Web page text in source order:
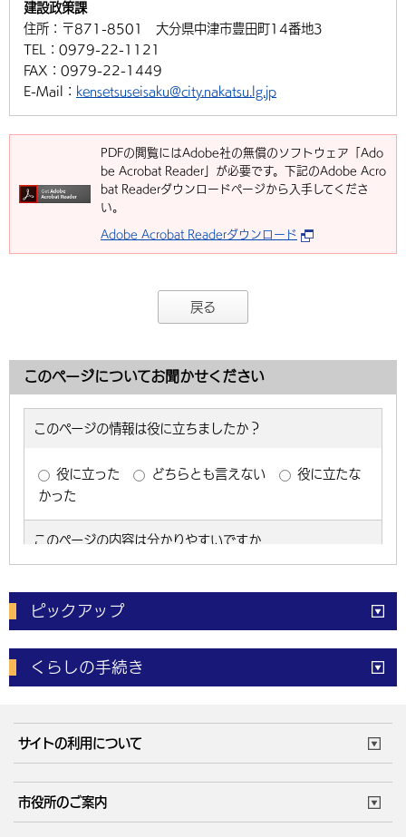
建設政策課
住所： 〒871-8501 大分県中津市豊田町14番地3
TEL： 0979-22-1121
FAX： 0979-22-1449
E-Mail： kensetsuseisaku@city.nakatsu.lg.jp
PDFの閲覧にはAdobe社の無償のソフトウェア「Ado
be Acrobat Reader」が必要です。下記のAdobe Acro
bat Readerダウンロードページから入手してくださ
い。
Adobe Acrobat Readerダウンロード
戻る
このページについてお聞かせください
ピックアップ
電子申請 窓口の混雑状況
体育施設予約状況 ご意見・ご要望
くらしの手続き
成人・仕事
住まい・引越 ごみ・環境
健康・医療 障がい・福祉
サイトの利用について
市役所のご案内